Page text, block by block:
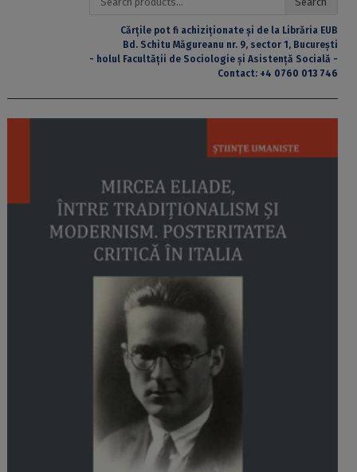
Cărțile pot fi achiziționate și de la Librăria EUB
Bd. Schitu Măgureanu nr. 9, sector 1, București
- holul Facultății de Sociologie și Asistență Socială -
Contact: +4 0760 013 746